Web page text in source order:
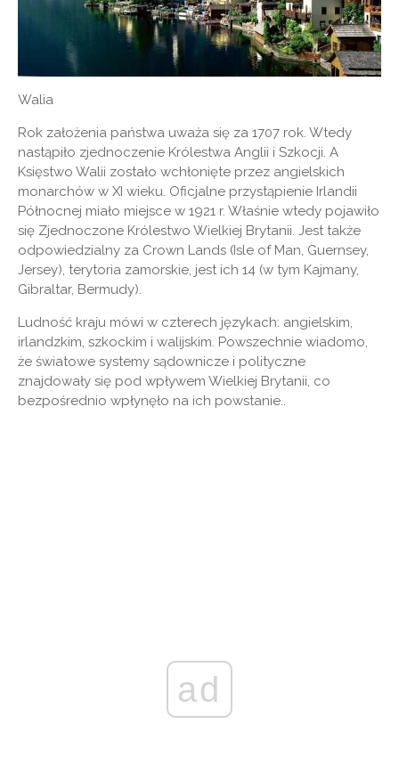
Walia
Rok założenia państwa uważa się za 1707 rok. Wtedy
nastąpiło zjednoczenie Królestwa Anglii i Szkocji. A
Księstwo Walii zostało wchłonięte przez angielskich
monarchów w XI wieku. Oficjalne przystąpienie Irlandii
Północnej miało miejsce w 1921 r. Właśnie wtedy pojawiło
się Zjednoczone Królestwo Wielkiej Brytanii. Jest także
odpowiedzialny za Crown Lands (Isle of Man, Guernsey,
Jersey), terytoria zamorskie, jest ich 14 (w tym Kajmany,
Gibraltar, Bermudy).
Ludność kraju mówi w czterech językach: angielskim,
irlandzkim, szkockim i walijskim. Powszechnie wiadomo,
że światowe systemy sądownicze i polityczne
znajdowały się pod wpływem Wielkiej Brytanii, co
bezpośrednio wpłynęło na ich powstanie..
ad